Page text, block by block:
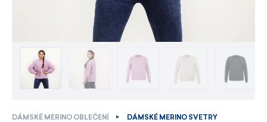
DÁMSKÉ MERINO OBLEČENÍ DÁMSKÉ MERINO SVETRY